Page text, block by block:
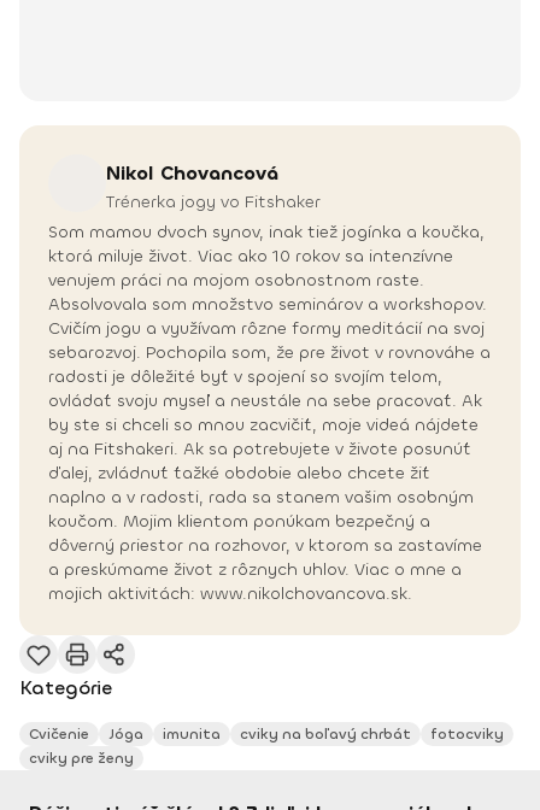
Nikol Chovancová
Trénerka jogy vo Fitshaker
Som mamou dvoch synov, inak tiež jogínka a koučka,
ktorá miluje život. Viac ako 10 rokov sa intenzívne
venujem práci na mojom osobnostnom raste.
Absolvovala som množstvo seminárov a workshopov.
Cvičím jogu a využívam rôzne formy meditácií na svoj
sebarozvoj. Pochopila som, že pre život v rovnováhe a
radosti je dôležité byť v spojení so svojím telom,
ovládať svoju myseľ a neustále na sebe pracovať. Ak
by ste si chceli so mnou zacvičiť, moje videá nájdete
aj na Fitshakeri. Ak sa potrebujete v živote posunúť
ďalej, zvládnuť ťažké obdobie alebo chcete žiť
naplno a v radosti, rada sa stanem vašim osobným
koučom. Mojim klientom ponúkam bezpečný a
dôverný priestor na rozhovor, v ktorom sa zastavíme
a preskúmame život z rôznych uhlov. Viac o mne a
mojich aktivitách: www.nikolchovancova.sk.
Kategórie
Cvičenie Jóga imunita cviky na boľavý chrbát
fotocviky
cviky pre ženy